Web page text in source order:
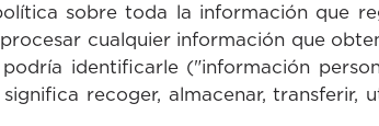
sobre toda la información que
cualquier información que
identificarle ("información
recoger, almacenar, transferir,